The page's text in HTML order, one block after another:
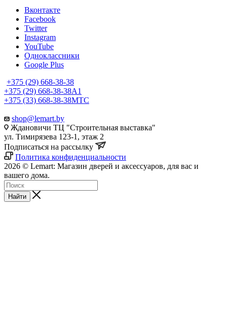
Вконтакте
Facebook
Twitter
Instagram
YouTube
Одноклассники
Google Plus
+375 (29) 668-38-38
+375 (29) 668-38-38A1
+375 (33) 668-38-38МТС
shop@lemart.by
Ждановичи ТЦ "Строительная выставка"
ул. Тимирязева 123-1, этаж 2
Подписаться на рассылку
Политика конфиденциальности
2026 © Lemart: Магазин дверей и аксессуаров, для вас и
вашего дома.
Найти